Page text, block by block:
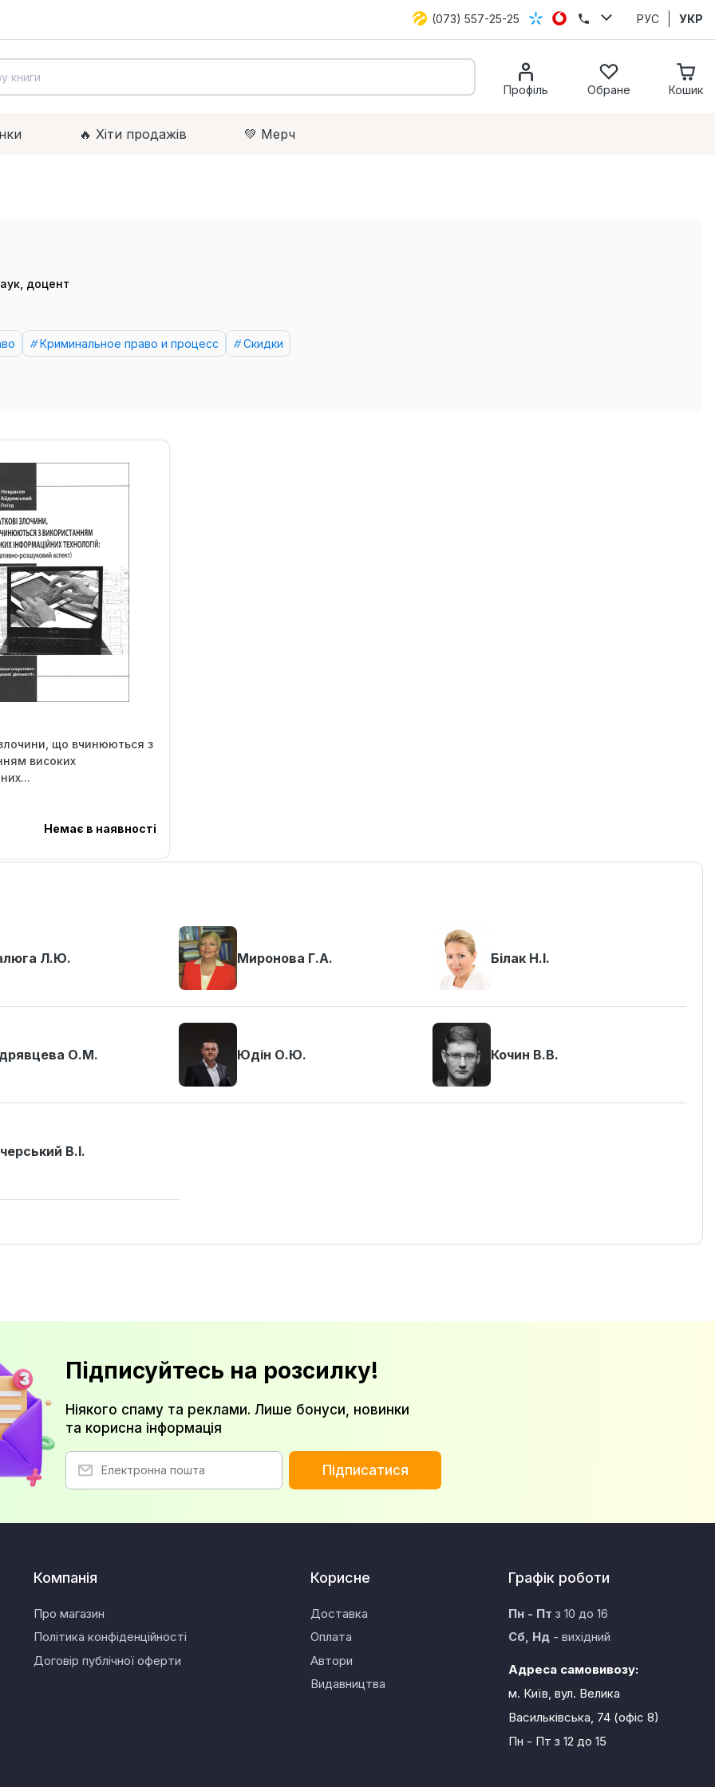
(073) 557-25-25 РУС УКР
Профіль Обране Кошик
🔥 Xіти продажів 💚 Мерч
доцент
Криминальное право и процесс Скидки
що вчинюються з
високих
Немає в наявності
Л.Ю. Миронова Г.А. Білак Н.І.
О.М. Юдін О.Ю. Кочин В.В.
В.І.
Підписуйтесь на розсилку!
Ніякого спаму та реклами. Лише бонуси, новинки
та корисна інформація
Підписатися
Компанія
Про магазин
Політика конфіденційності
Договір публічної оферти
Корисне
Доставка
Оплата
Автори
Видавництва
Графік роботи
Пн - Пт з 10 до 16
Сб, Нд- вихідний
Адреса самовивозу:
м. Київ, вул. Велика
Васильківська, 74 (офіс 8)
Пн - Пт з 12 до 15